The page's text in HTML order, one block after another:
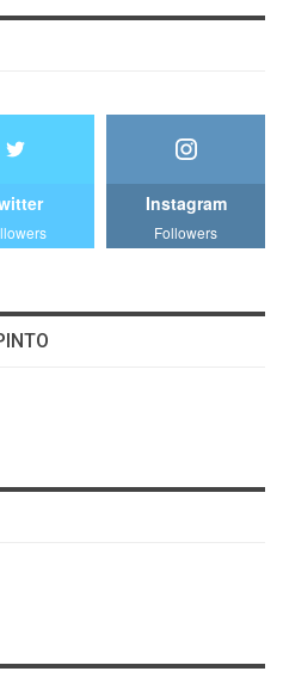
Instagram
Followers